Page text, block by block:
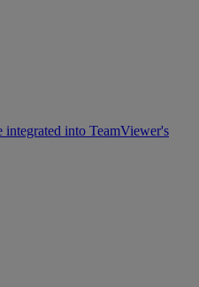
integrated into TeamViewer's